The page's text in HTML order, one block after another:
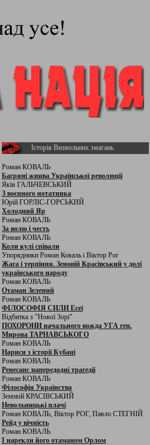
Історія Визвольних змагань
Роман КОВАЛЬ
Багряні жнива Української революції
Яків ГАЛЬЧЕВСЬКИЙ
З воєнного нотатника
Юрій ГОРЛІС-ГОРСЬКИЙ
Холодний Яр
Роман КОВАЛЬ
За волю і честь
Роман КОВАЛЬ
Коли кулі співали
Упорядники Роман Коваль і Віктор Рог
Жага і терпіння. Зеновій Красівський у долі
українського народу
Роман КОВАЛЬ
Отаман Зелений
Роман КОВАЛЬ
ФІЛОСОФІЯ СИЛИ Есеї
Відбитка з "Нової Зорі"
ПОХОРОНИ начального вожда УГА ген.
Мирона ТАРНАВСЬКОГО
Роман КОВАЛЬ
Нариси з історії Кубані
Роман КОВАЛЬ
Ренесанс напередодні трагедії
Роман КОВАЛЬ
Філософія Українства
Зеновій КРАСІВСЬКИЙ
Невольницькі плачі
Роман КОВАЛЬ, Віктор РОГ, Павло СТЕГНІЙ
Рейд у вічність
Роман КОВАЛЬ
І нарекли його отаманом Орлом